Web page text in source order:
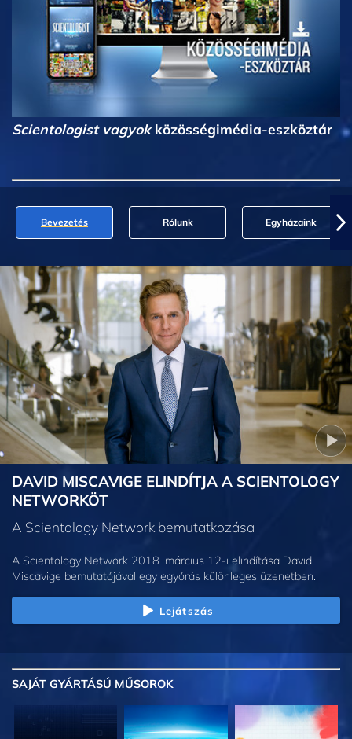
Scientologist vagyokközösségimédia-eszköztár
Bevezetés Rólunk Egyházaink
DAVID MISCAVIGE ELINDÍTJA A SCIENTOLOGY
NETWORKÖT
A Scientology Network bemutatkozása
A Scientology Network 2018. március 12-i elindítása David
Miscavige bemutatójával egy egyórás különleges üzenetben.
Lejátszás
SAJÁT GYÁRTÁSÚ MŰSOROK